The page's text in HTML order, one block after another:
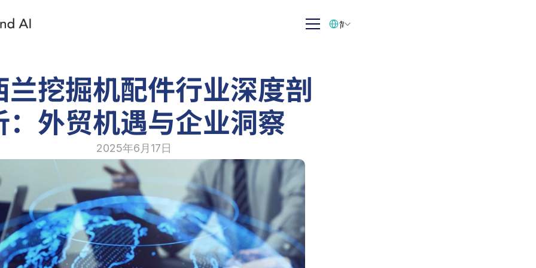
兰挖掘机配件行业深度剖
：外贸机遇与企业洞察
2025年6月17日
简体中文